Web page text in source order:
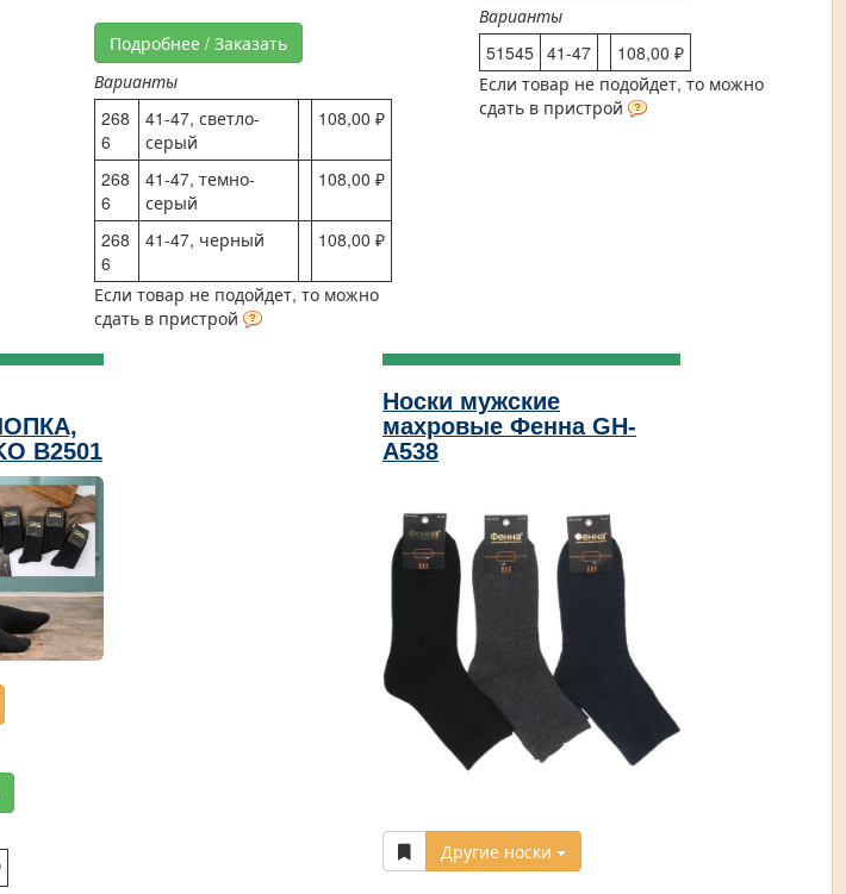
Подробнее / Заказать
Варианты
268
6
41-47, светло-
серый
108,00 ₽
268
6
41-47, темно-
серый
108,00 ₽
268
6
41-47, черный 108,00 ₽
Если товар не подойдет, то можно
сдать в пристрой
Варианты
51545 41-47
108,00 ₽
Если товар не подойдет, то можно
сдать в пристрой
B2501
Носки мужские
махровые Фенна GH-
A538
Другие носки